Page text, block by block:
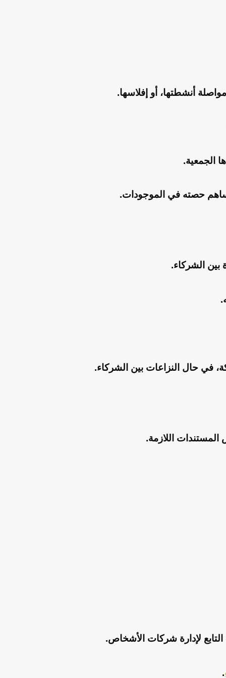
أنشطتها، أو إفلاسها.
الجمعية.
مساهم حصته في الموجودات.
بين الشركاء.
في حال النزاعات بين الشركاء.
اللازمة.
لإدارة شركات الأشخاص.
.